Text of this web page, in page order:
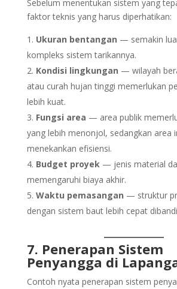
Sebelum menentukan sistem yang
faktor teknis yang harus diperhatikan:
Ukuran bentangan — semakin
kompleks sistem tarikannya.
Kondisi lingkungan — wilayah
atau curah hujan tinggi memerlukan
lebih kuat.
Fungsi area — area publik
yang lebih menonjol, sedangkan area
menekankan efisiensi.
Budget proyek— jenis material
memengaruhi biaya akhir.
Waktu pemasangan — struktur
dengan sistem baut lebih cepat
7. Penerapan Sistem
Penyangga di
Contoh nyata penerapan sistem